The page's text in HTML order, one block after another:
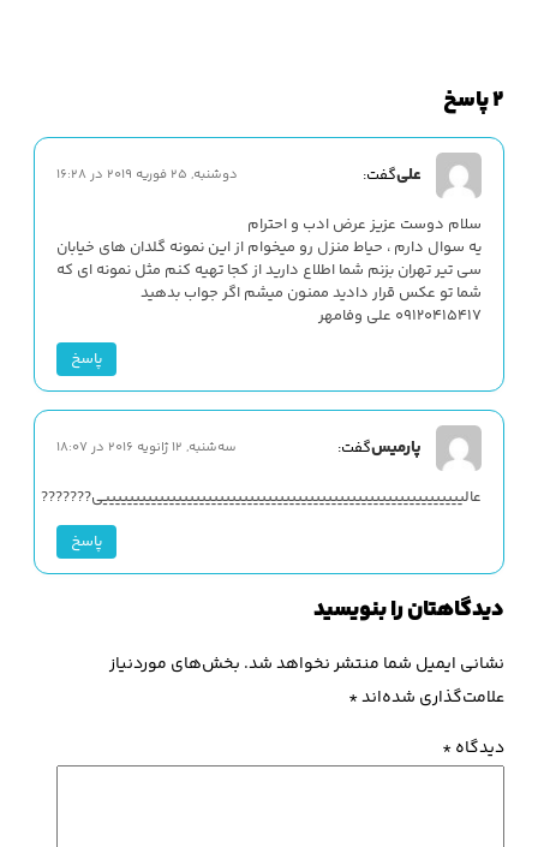
2 پاسخ
علیگفت: دوشنبه, 25 فوریه 2019 در 16:28
سلام دوست عزیز عرض ادب و احترام
یه سوال دارم ، حیاط منزل رو میخوام از این نمونه گلدان های خیابان
سی تیر تهران بزنم شما اطلاع دارید از کجا تهیه کنم مثل نمونه ای که
شما تو عکس قرار دادید ممنون میشم اگر جواب بدهید
۰۹۱۲۰۴۱۵۴۱۷ علی وفامهر
پاسخ
پارمیسگفت: سه‌شنبه, 12 ژانویه 2016 در 18:07
عالییییییییییییییییییییییییییییییییییییییییییییییییییییییییییییی???????
پاسخ
دیدگاهتان را بنویسید
نشانی ایمیل شما منتشر نخواهد شد. بخش‌های موردنیاز
علامت‌گذاری شده‌اند*
دیدگاه*